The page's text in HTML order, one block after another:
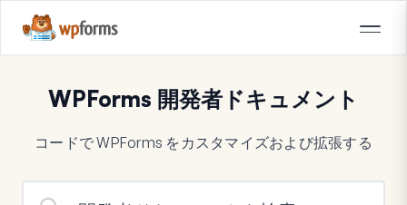
WPForms 開発者ドキュメント
コードで WPForms をカスタマイズおよび拡張する